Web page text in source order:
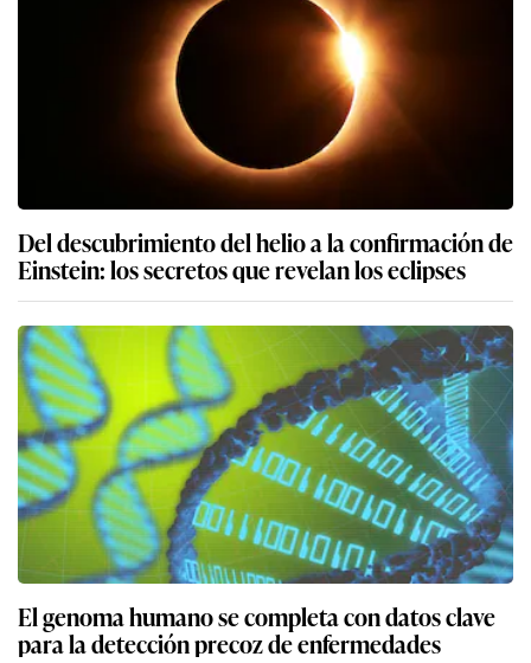
Del descubrimiento del helio a la confirmación de
Einstein: los secretos que revelan los eclipses
El genoma humano se completa con datos clave
para la detección precoz de enfermedades